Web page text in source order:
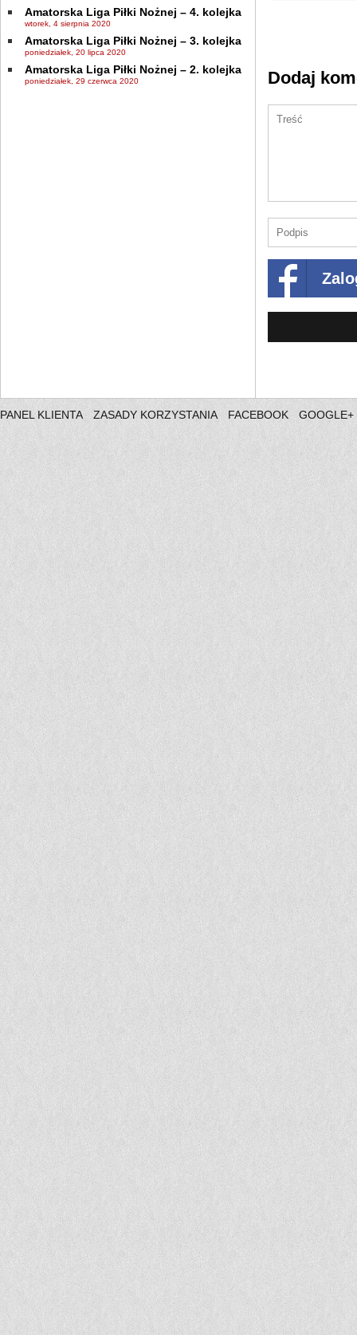
Amatorska Liga Piłki Nożnej – 4. kolejka
wtorek, 4 sierpnia 2020
Amatorska Liga Piłki Nożnej – 3. kolejka
poniedziałek, 20 lipca 2020
Amatorska Liga Piłki Nożnej – 2. kolejka
poniedziałek, 29 czerwca 2020 Dodaj
PANEL KLIENTA ZASADY KORZYSTANIA FACEBOOK GOOGLE+